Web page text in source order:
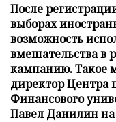
После
выборах
возможность
вмешательства в
кампанию. Такое
директор Центра
Финансового
Павел Данилин